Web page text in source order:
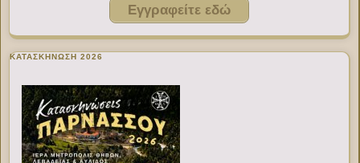
Εγγραφείτε εδώ
ΚΑΤΑΣΚΗΝΩΣΗ 2026